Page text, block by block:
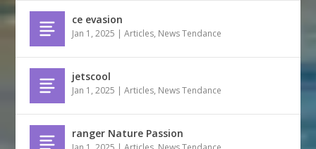
ce evasion
Jan 1, 2025 |Articles, News Tendance
jetscool
Jan 1, 2025 |Articles, News Tendance
ranger Nature Passion